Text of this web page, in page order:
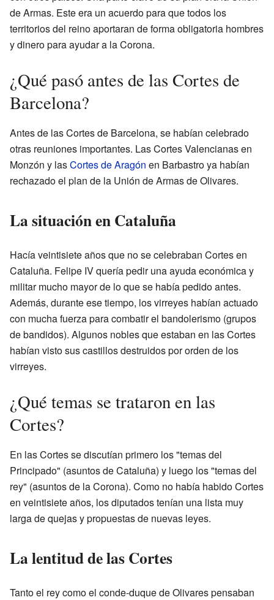
de Armas. Este era un acuerdo para que todos los
territorios del reino aportaran de forma obligatoria hombres
y dinero para ayudar a la Corona.
¿Qué pasó antes de las Cortes de
Barcelona?
Antes de las Cortes de Barcelona, se habían celebrado
otras reuniones importantes. Las Cortes Valencianas en
Monzón y lasCortes de Aragón en Barbastro ya habían
rechazado el plan de la Unión de Armas de Olivares.
La situación en Cataluña
Hacía veintisiete años que no se celebraban Cortes en
Cataluña. Felipe IV quería pedir una ayuda económica y
militar mucho mayor de lo que se había pedido antes.
Además, durante ese tiempo, los virreyes habían actuado
con mucha fuerza para combatir el bandolerismo (grupos
de bandidos). Algunos nobles que estaban en las Cortes
habían visto sus castillos destruidos por orden de los
virreyes.
¿Qué temas se trataron en las
Cortes?
En las Cortes se discutían primero los "temas del
Principado" (asuntos de Cataluña) y luego los "temas del
rey" (asuntos de la Corona). Como no había habido Cortes
en veintisiete años, los diputados tenían una lista muy
larga de quejas y propuestas de nuevas leyes.
La lentitud de las Cortes
Tanto el rey como el conde-duque de Olivares pensaban